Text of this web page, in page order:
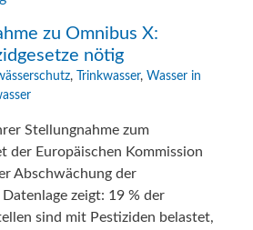
zu Omnibus X:
nötig
, Trinkwasser, Wasser in
Stellungnahme zum
der Europäischen Kommission
Abschwächung der
zeigt: 19 % der
sind mit Pestiziden belastet,